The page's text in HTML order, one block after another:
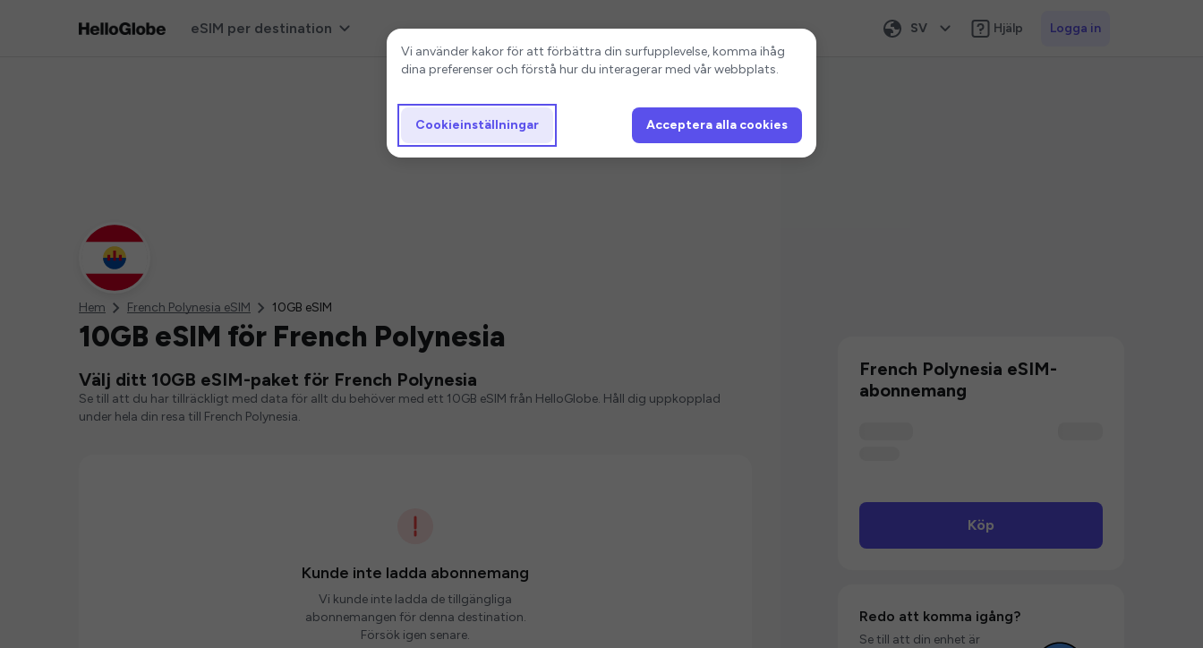
eSIM per destination SV Hjälp Logga in
Hem French Polynesia eSIM 10GB eSIM
10GB eSIM för French Polynesia
Välj ditt 10GB eSIM-paket för French Polynesia
Se till att du har tillräckligt med data för allt du behöver med ett 10GB eSIM från HelloGlobe. Håll dig uppkopplad
under hela din resa till French Polynesia.
Kunde inte ladda abonnemang
Vi kunde inte ladda de tillgängliga
abonnemangen för denna destination.
Försök igen senare.
French Polynesia eSIM-
abonnemang
Köp
Redo att komma igång?
Se till att din enhet är
Cookieinställningar
Vi använder kakor för att förbättra din surfupplevelse, komma ihåg
dina preferenser och förstå hur du interagerar med vår webbplats.
Cookieinställningar Acceptera alla cookies